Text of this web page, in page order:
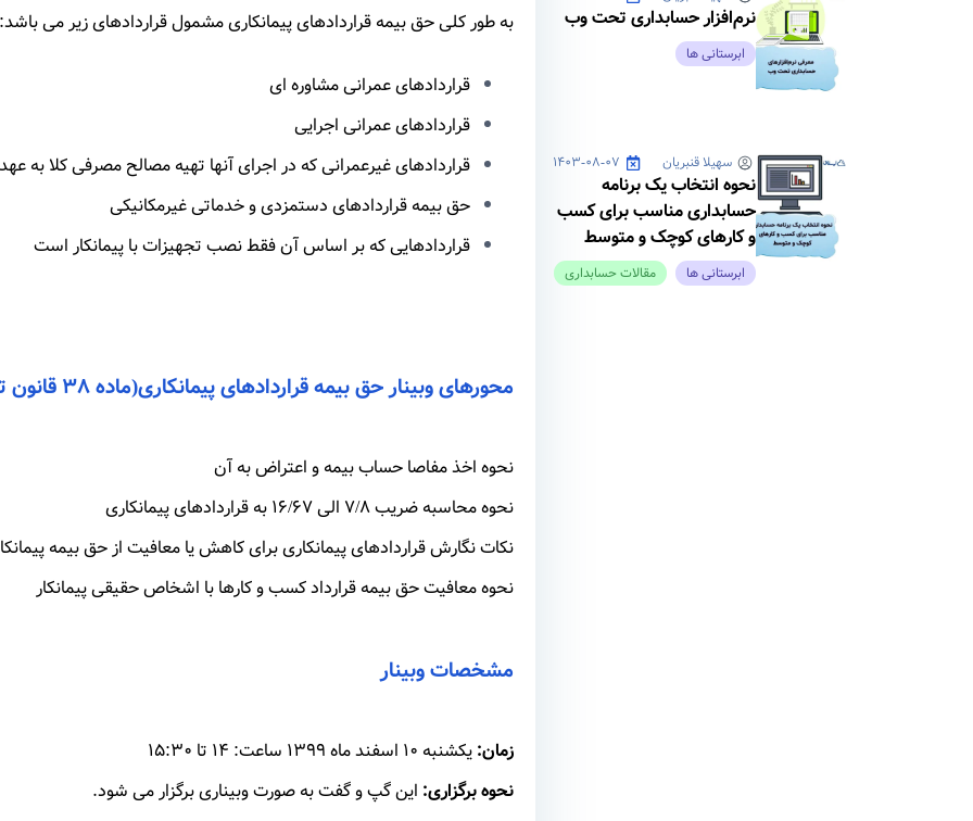
نرم‌افزار حسابداری تحت وب
ابرستانی ها
سهیلا قنبریان ۱۴۰۳-۰۸-۰۷
نحوه انتخاب یک برنامه
حسابداری مناسب برای کسب
و کارهای کوچک و متوسط
ابرستانی ها مقالات حسابداری
به طور کلی حق بیمه قراردادهای پیمانکاری مشمول قراردادهای زیر می
قراردادهای عمرانی مشاوره ای
قراردادهای عمرانی اجرایی
قراردادهای غیرعمرانی که در اجرای آنها تهیه مصالح مصرفی کلا به
حق بیمه قراردادهای دستمزدی و خدماتی غیرمکانیکی
قراردادهایی که بر اساس آن فقط نصب تجهیزات با پیمانکار است
محورهای وبینار حق بیمه قراردادهای پیمانکاری(ماده ۳۸ قانون تامین اجتماعی)
نحوه اخذ مفاصا حساب بیمه و اعتراض به آن
نحوه محاسبه ضریب ۷/۸ الی ۱۶/۶۷ به قراردادهای پیمانکاری
نکات نگارش قراردادهای پیمانکاری برای کاهش یا معافیت از حق بیمه
نحوه معافیت حق بیمه قرارداد کسب و کارها با اشخاص حقیقی پیمانکار
مشخصات وبینار
زمان:یکشنبه ۱۰ اسفند ماه ۱۳۹۹ ساعت: ۱۴ تا ۱۵:۳۰
نحوه برگزاری: این گپ و گفت به صورت وبیناری برگزار می شود.